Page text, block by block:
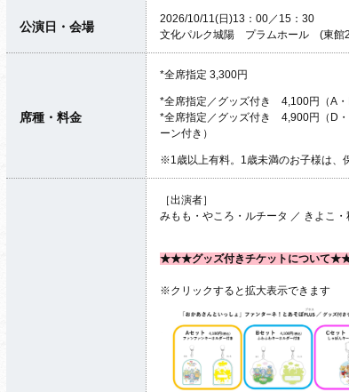
公演日・会場
2026/10/11(日)13：00／15：30
文化パルク城陽 プラムホール (東館
席種・料金
*全席指定 3,300円
*全席指定／グッズ付き 4,100円（A・
*全席指定／グッズ付き 4,900円（D
ーン付き）
※1歳以上有料。1歳未満のお子様は、
［出演者］
みもも・やころ・ルチータ ／ きよこ・
★★★グッズ付きチケットについて
※クリックすると拡大表示できます